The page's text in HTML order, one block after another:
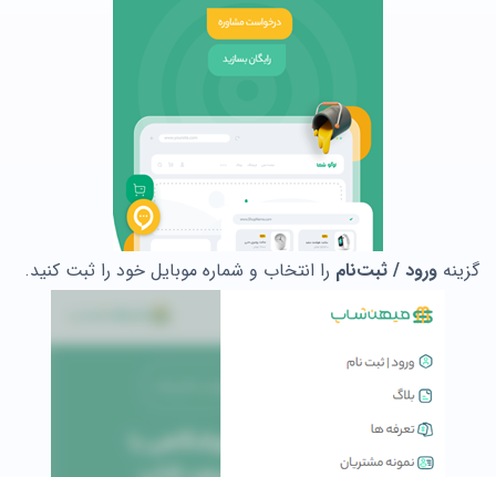
گزینه ورود / ثبت‌نام را انتخاب و شماره موبایل خود را ثبت کنید.